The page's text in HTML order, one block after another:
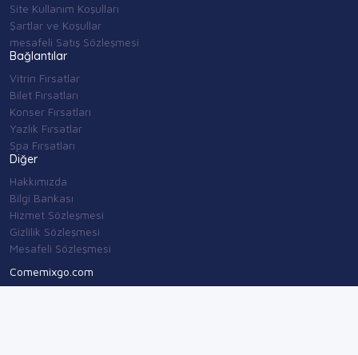
Site Kullanım Koşulları
Şartlar ve Koşullar
mesafeli Satış Sözleşmesi
Bağlantılar
Vitrin Fırsatlar
Bilet Fırsatları
Konser Fırsatları
Yazlık Fırsatlar
Spa Fırsatları
Diğer
Hakkımızda
Bilgi Bankası
Hizmet Sözleşmesi
Gizlilik Sözleşmesi
Mesafeli Sözleşmesi
Comemixgo.com